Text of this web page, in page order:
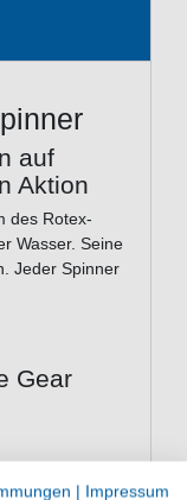
auf
Aktion
des Rotex-
Wasser. Seine
Jeder Spinner
Gear
| Impressum